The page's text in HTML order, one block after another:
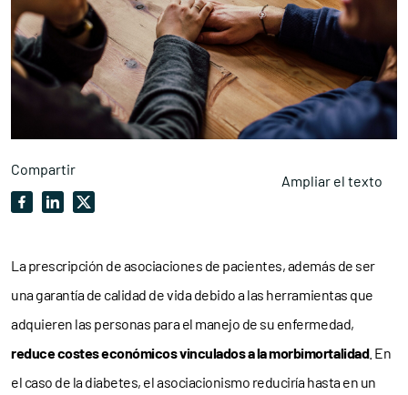
Compartir
Ampliar el texto
La prescripción de asociaciones de pacientes, además de ser
una garantía de calidad de vida debido a las herramientas que
adquieren las personas para el manejo de su enfermedad,
reduce costes económicos vinculados a la morbimortalidad. En
el caso de la diabetes, el asociacionismo reduciría hasta en un